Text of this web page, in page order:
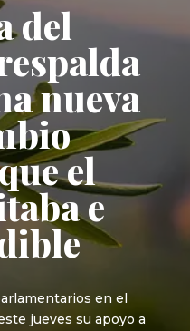
del
nueva
el
e
en el
jueves su apoyo a